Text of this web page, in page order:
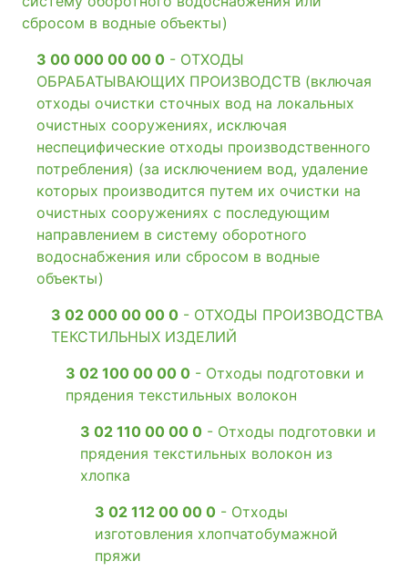
сбросом в водные объекты)
3 00 000 00 00 0 - ОТХОДЫ
ОБРАБАТЫВАЮЩИХ ПРОИЗВОДСТВ (включая
отходы очистки сточных вод на локальных
очистных сооружениях, исключая
неспецифические отходы производственного
потребления) (за исключением вод, удаление
которых производится путем их очистки на
очистных сооружениях с последующим
направлением в систему оборотного
водоснабжения или сбросом в водные
объекты)
3 02 000 00 00 0 - ОТХОДЫ ПРОИЗВОДСТВА
ТЕКСТИЛЬНЫХ ИЗДЕЛИЙ
3 02 100 00 00 0 - Отходы подготовки и
прядения текстильных волокон
3 02 110 00 00 0 - Отходы подготовки и
прядения текстильных волокон из
хлопка
3 02 112 00 00 0 - Отходы
изготовления хлопчатобумажной
пряжи